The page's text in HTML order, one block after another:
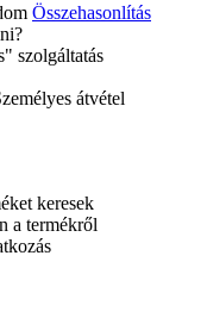
Összehasonlítás
szolgáltatás
átvétel
keresek
a termékről